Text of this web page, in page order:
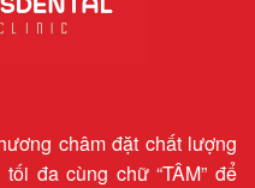
châm đặt chất lượng
đa cùng chữ “TÂM” để